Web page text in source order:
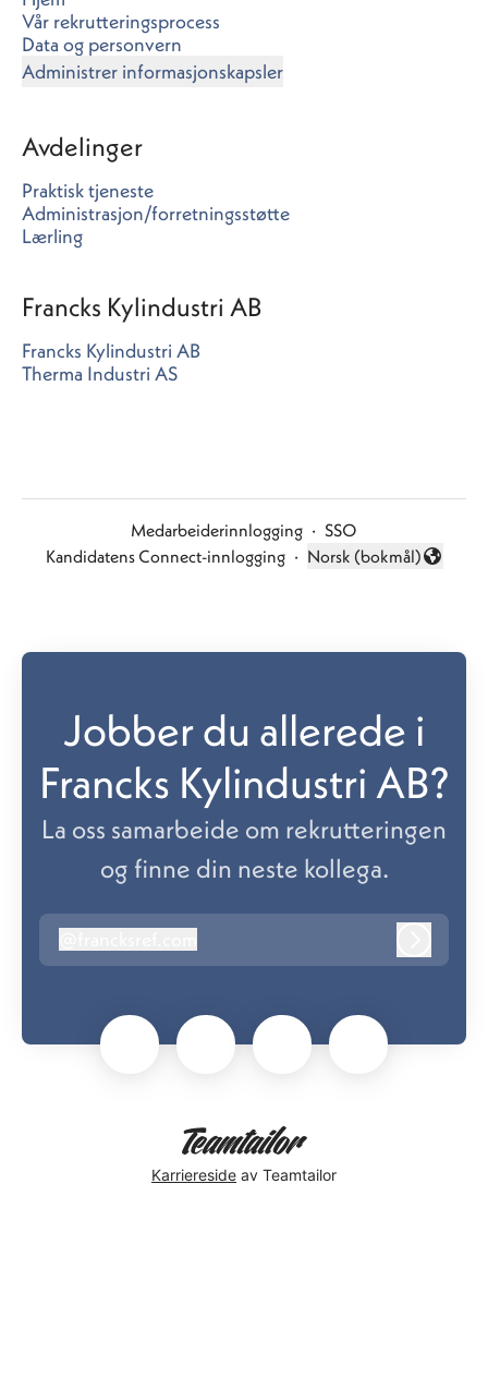
Vår rekrutteringsprocess
Data og personvern
Administrer informasjonskapsler
Avdelinger
Praktisk tjeneste
Administrasjon/forretningsstøtte
Lærling
Francks Kylindustri AB
Francks Kylindustri AB
Therma Industri AS
Medarbeiderinnlogging · SSO
Kandidatens Connect-innlogging ·
Endre språk
Norsk (bokmål)
Jobber du allerede i
Francks Kylindustri AB?
La oss samarbeide om rekrutteringen
og finne din neste kollega.
francksref.com
Karriereside av Teamtailor